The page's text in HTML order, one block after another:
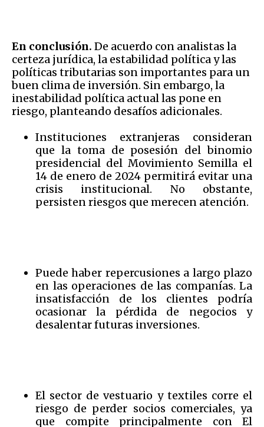
En conclusión. De acuerdo con analistas la
certeza jurídica, la estabilidad política y las
políticas tributarias son importantes para un
buen clima de inversión. Sin embargo, la
inestabilidad política actual las pone en
riesgo, planteando desafíos adicionales.
Instituciones extranjeras consideran
que la toma de posesión del binomio
presidencial del Movimiento Semilla el
14 de enero de 2024 permitirá evitar una
crisis institucional. No obstante,
persisten riesgos que merecen atención.
Puede haber repercusiones a largo plazo
en las operaciones de las companías. La
insatisfacción de los clientes podría
ocasionar la pérdida de negocios y
desalentar futuras inversiones.
El sector de vestuario y textiles corre el
riesgo de perder socios comerciales, ya
que compite principalmente con El